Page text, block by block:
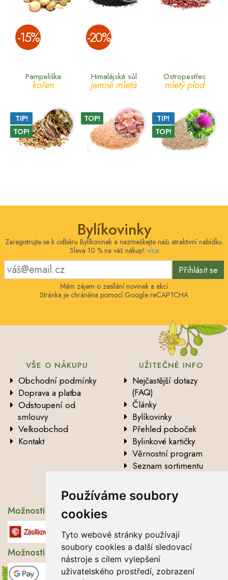
Používáme soubory
cookies
Tyto webové stránky používají
soubory cookies a další sledovací
nástroje s cílem vylepšení
uživatelského prostředí, zobrazení
­-15% ­-20%
Pampeliška
kořen
TIP!
TOP!
Himalájská sůl
jemně mletá
TOP!
Ostropestřec
mletý plod
TIP!
TOP!
Bylíkovinky
Zaregistrujte se k odběru Bylíkovinek a nezmeškejte naši atraktivní nabídku.
Sleva 10 % na váš nákup! více
Přihlásit se
Mám zájem o zasílání novinek a akcí
Stránka je chráněna pomocí Google reCAPTCHA
VŠE O NÁKUPU
Obchodní podmínky
Doprava a platba
Odstoupení od
smlouvy
Velkoobchod
Kontakt
UŽITEČNÉ INFO
Nejčastější dotazy
(FAQ)
Články
Bylíkovinky
Přehled poboček
Bylinkové kartičky
Věrnostní program
Seznam sortimentu
údajů
Možnosti dopravy
Možnosti platby